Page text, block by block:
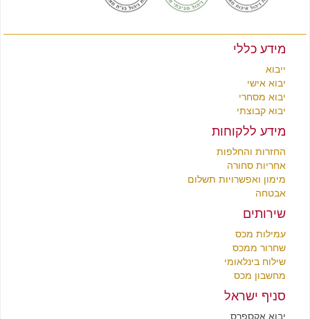
מידע כללי
ייבוא
יבוא אישי
יבוא מסחרי
יבוא קבוצתי
מידע ללקוחות
החזרות והחלפות
אחריות סחורה
מימון ואפשרויות תשלום
אבטחה
שירותים
עמילות מכס
שחרור ממכס
שילוח בינלאומי
מחשבון מכס
סניף ישראל
יבוא אקספרס